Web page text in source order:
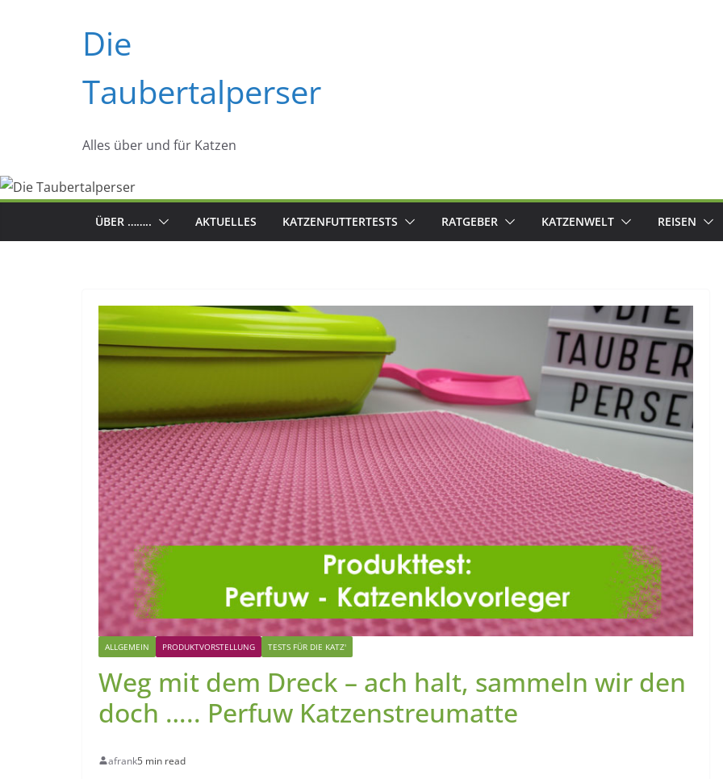
Die
Taubertalperser
Alles über und für Katzen
ÜBER …….. AKTUELLES KATZENFUTTERTESTS RATGEBER KATZENWELT REISEN
ALLGEMEIN PRODUKTVORSTELLUNG TESTS FÜR DIE KATZ'
Weg mit dem Dreck – ach halt, sammeln wir den
doch ….. Perfuw Katzenstreumatte
afrank5 min read